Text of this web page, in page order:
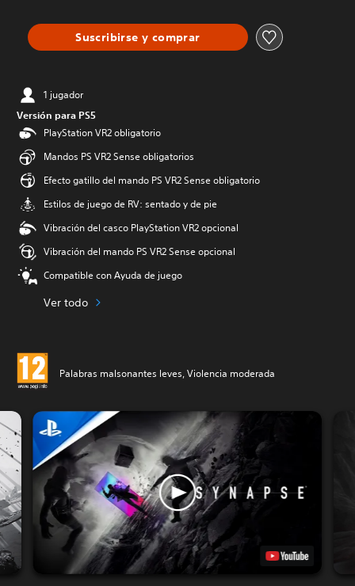
Suscribirse y comprar
1 jugador
Versión para PS5
PlayStation VR2 obligatorio
Mandos PS VR2 Sense obligatorios
Efecto gatillo del mando PS VR2 Sense obligatorio
Estilos de juego de RV: sentado y de pie
Vibración del casco PlayStation VR2 opcional
Vibración del mando PS VR2 Sense opcional
Compatible con Ayuda de juego
Ver todo
Palabras malsonantes leves, Violencia moderada